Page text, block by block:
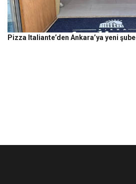
Pizza Italiante’den Ankara’ya yeni şube